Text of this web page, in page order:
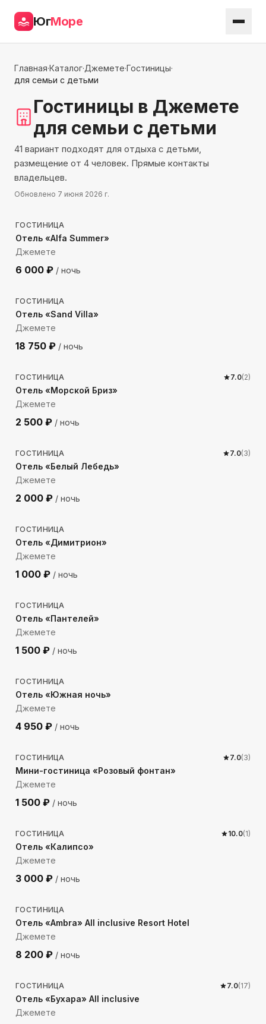
ЮгМоре
Главная·Каталог·Джемете·Гостиницы·
для семьи с детьми
Гостиницы в Джемете
для семьи с детьми
41 вариант подходят для отдыха с детьми,
размещение от 4 человек. Прямые контакты
владельцев.
Обновлено 7 июня 2026 г.
201м до моря
ГОСТИНИЦА
Отель «Alfa Summer»
Джемете
6 000 ₽ / ночь
302м до моря
ГОСТИНИЦА
Отель «Sand Villa»
Джемете
18 750 ₽ / ночь
84м до моря
ГОСТИНИЦА 7.0(2)
Отель «Морской Бриз»
Джемете
2 500 ₽ / ночь
325м до моря
ГОСТИНИЦА 7.0(3)
Отель «Белый Лебедь»
Джемете
2 000 ₽ / ночь
1049 м до моря
ГОСТИНИЦА
Отель «Димитрион»
Джемете
1 000 ₽ / ночь
914м до моря
ГОСТИНИЦА
Отель «Пантелей»
Джемете
1 500 ₽ / ночь
532м до моря
ГОСТИНИЦА
Отель «Южная ночь»
Джемете
4 950 ₽ / ночь
155м до моря
ГОСТИНИЦА 7.0(3)
Мини-гостиница «Розовый фонтан»
Джемете
1 500 ₽ / ночь
739 м до моря
ГОСТИНИЦА 10.0(1)
Отель «Калипсо»
Джемете
3 000 ₽ / ночь
676м до моря
ГОСТИНИЦА
Отель «Ambra» All inclusive Resort Hotel
Джемете
8 200 ₽ / ночь
425м до моря
ГОСТИНИЦА 7.0(17)
Отель «Бухара» All inclusive
Джемете